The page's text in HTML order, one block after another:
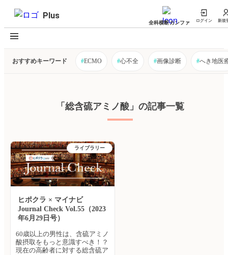
Plus
全科横断カンファ ログイン 新規
おすすめキーワード #ECMO #心不全 #画像診断 #へき地医
「総含硫アミノ酸」の記事一覧
ライブラリー
ヒポクラ × マイナビ
Journal Check Vol.55（2023
年6月29日号）
60歳以上の男性は、含硫アミノ
酸摂取をもっと意識すべき！？
現在の高齢者に対する総含硫ア